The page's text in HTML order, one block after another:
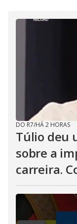
DO R7/HÁ 2 HORAS
Túlio deu
sobre a
carreira.